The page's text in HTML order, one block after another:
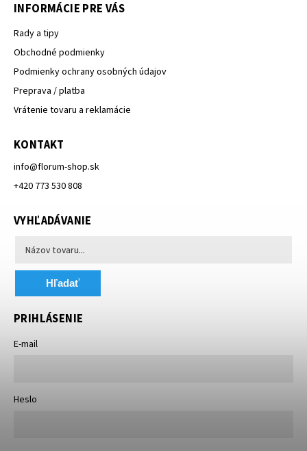
INFORMÁCIE PRE VÁS
Rady a tipy
Obchodné podmienky
Podmienky ochrany osobných údajov
Preprava / platba
Vrátenie tovaru a reklamácie
KONTAKT
info@florum-shop.sk
+420 773 530 808
VYHĽADÁVANIE
Hľadať
PRIHLÁSENIE
E-mail
Heslo